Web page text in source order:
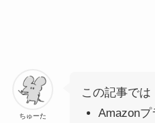
ちゅーた
この記事では
Amazon